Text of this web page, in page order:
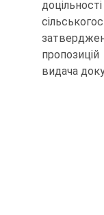
видача